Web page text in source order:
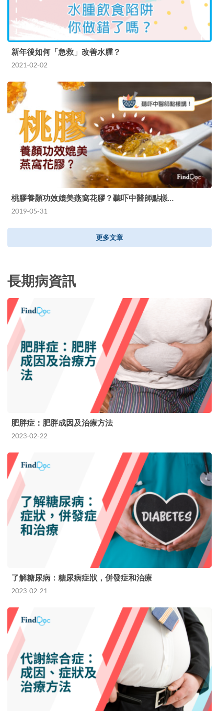
新年後如何「急救」改善水腫？
2021-02-02
桃膠養顏功效媲美燕窩花膠？聽吓中醫師點樣…
2019-05-31
更多文章
長期病資訊
肥胖症：肥胖成因及治療方法
2023-02-22
了解糖尿病：糖尿病症狀，併發症和治療
2023-02-21